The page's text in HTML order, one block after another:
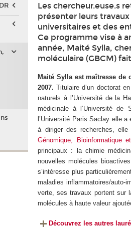
Les chercheur.euse.s
présenter leurs
universitaires et des
Ce programme vise à
année, Maité Sylla,
moléculaire (GBCM)
Maité Sylla est maîtresse de
2007.Titulaire d’un doctorat
naturels à l’Université de la
médicinale à l’Université de
l’Université Paris Saclay elle a
à diriger des recherches,
Génomique, Bioinformatique
principaux : la chimie
nouvelles molécules
s’intéresse plus
maladies inflammatoires/
verte, ses travaux portent sur
molécules à haute valeur
Découvrez les autres